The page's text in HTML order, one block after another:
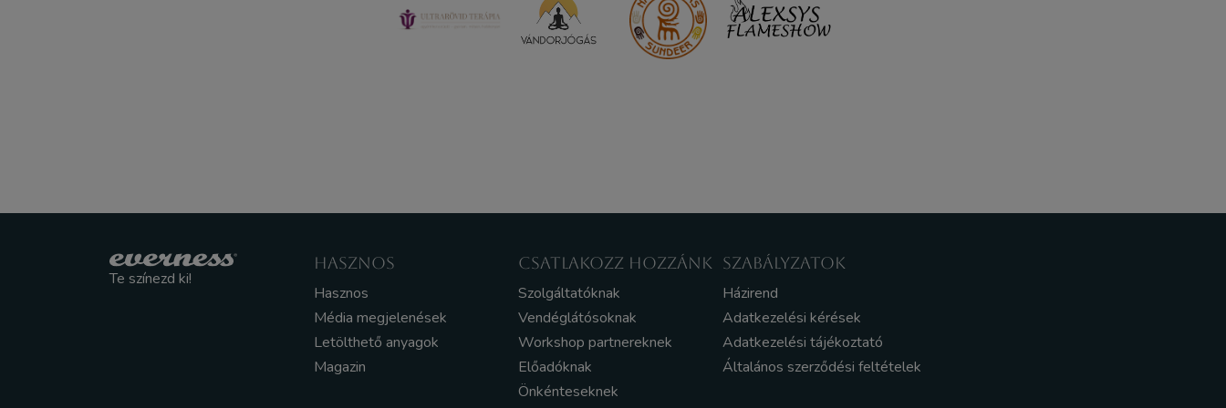
Te színezd ki!
HASZNOS
Hasznos
Média megjelenések
Letölthető anyagok
Magazin
CSATLAKOZZ HOZZÁNK
Szolgáltatóknak
Vendéglátósoknak
Workshop partnereknek
Előadóknak
Önkénteseknek
SZABÁLYZATOK
Házirend
Adatkezelési kérések
Adatkezelési tájékoztató
Általános szerződési feltételek